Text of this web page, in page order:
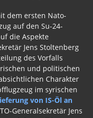
dem ersten Nato-
auf den Su-24-
die Aspekte
Jens Stoltenberg
des Vorfalls
und politischen
Charakter
im syrischen
von IS-Öl an
Generalsekretär Jens